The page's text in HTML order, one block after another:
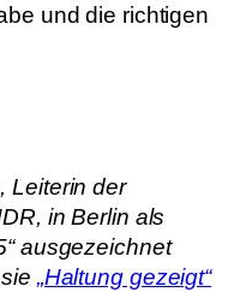
und die richtigen
Leiterin der
in Berlin als
ausgezeichnet
„Haltung gezeigt“